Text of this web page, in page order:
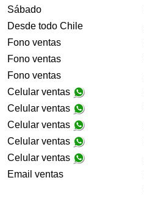
Sábado
Desde todo Chile
Fono ventas
Fono ventas
Fono ventas
Celular ventas
Celular ventas
Celular ventas
Celular ventas
Celular ventas
Email ventas